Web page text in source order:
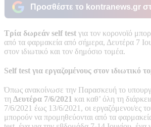
Προσθέστε το kontranews.gr
Τρία δωρεάν self test για τον κορονοϊό
από τα φαρμακεία από σήμερα, Δευτέρα 7
στον ιδιωτικό και τον δημόσιο τομέα.
Self test για εργαζομένους στον ιδιωτικό
Όπως ανακοίνωσε την Παρασκευή το
τη Δευτέρα 7/6/2021 και καθ’ όλη τη
7/6/2021 έως 13/6/2021, οι εργαζόμενοι/ες
μπορούν να προμηθεύονται από τα